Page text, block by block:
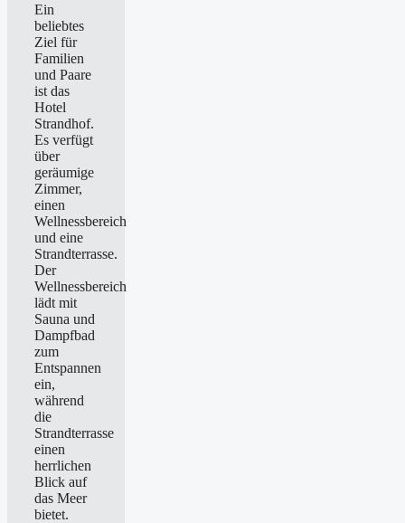
Ein
beliebtes
Ziel für
Familien
und Paare
ist das
Hotel
Strandhof.
Es verfügt
über
geräumige
Zimmer,
einen
Wellnessbereich
und eine
Strandterrasse.
Der
Wellnessbereich
lädt mit
Sauna und
Dampfbad
zum
Entspannen
ein,
während
die
Strandterrasse
einen
herrlichen
Blick auf
das Meer
bietet.